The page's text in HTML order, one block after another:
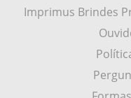
Imprimus Brindes